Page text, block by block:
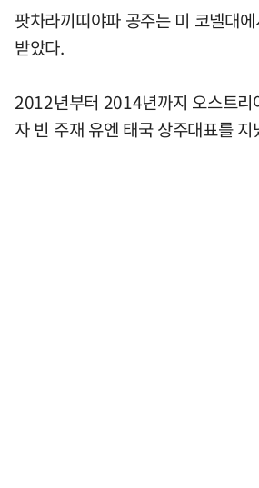
팟차라끼띠야파 공주는 미 코넬대
받았다.
2012년부터 2014년까지 오스트리
자 빈 주재 유엔 태국 상주대표를 지